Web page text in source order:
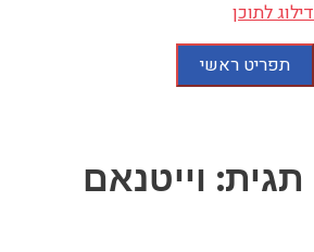
דילוג לתוכן
תפריט ראשי
תגית: וייטנאם